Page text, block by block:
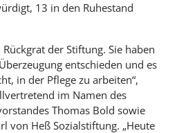
13 in den Ruhestand
der Stiftung. Sie haben
entschieden und es
in der Pflege zu arbeiten“,
im Namen des
Thomas Bold sowie
von Heß Sozialstiftung. „Heute